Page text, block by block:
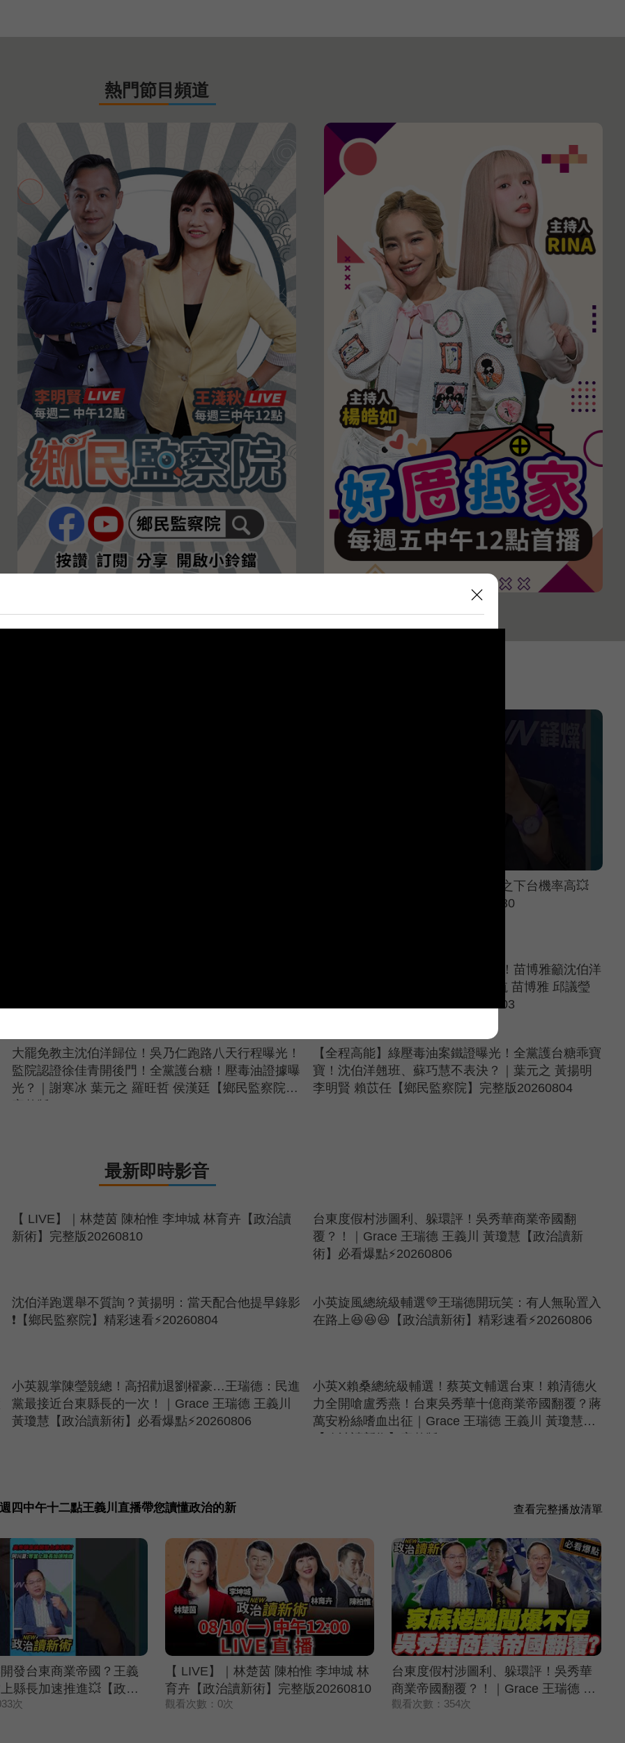
熱門節目頻道
盤點倒閣危險藍委💥王瑞德：葉元之下台機率高💥
【政治讀新術】精彩速看⚡20260730
蔣萬安上窜下跳市政越差選越好？！苗博雅籲沈伯洋
做一事反轉戰局 ！｜林楚茵 周偉航 苗博雅 邱議瑩
【政治讀新術】必看爆點⚡20260803
大罷免教主沈伯洋歸位！吳乃仁跑路八天行程曝光！
監院認證徐佳青開後門！全黨護台糖！壓毒油證據曝
光？｜謝寒冰 葉元之 羅旺哲 侯漢廷【鄉民監察院】
完整版20260805
【全程高能】綠壓毒油案鐵證曝光！全黨護台糖乖寶
寶！沈伯洋翹班、蘇巧慧不表決？｜葉元之 黃揚明
李明賢 賴苡任【鄉民監察院】完整版20260804
最新即時影音
【 LIVE】｜林楚茵 陳柏惟 李坤城 林育卉【政治讀
新術】完整版20260810
台東度假村涉圖利、躲環評！吳秀華商業帝國翻
覆？！｜Grace 王瑞德 王義川 黃瓊慧【政治讀新
術】必看爆點⚡20260806
沈伯洋跑選舉不質詢？黃揚明：當天配合他提早錄影
❗【鄉民監察院】精彩速看⚡20260804
小英旋風總統級輔選💚王瑞德開玩笑：有人無恥置入
在路上😆😆😆【政治讀新術】精彩速看⚡20260806
小英親掌陳瑩競總！高招勸退劉櫂豪…王瑞德：民進
黨最接近台東縣長的一次！｜Grace 王瑞德 王義川
黃瓊慧【政治讀新術】必看爆點⚡20260806
小英X賴桑總統級輔選！蔡英文輔選台東！賴清德火
力全開嗆盧秀燕！台東吳秀華十億商業帝國翻覆？蔣
萬安粉絲嗜血出征｜Grace 王瑞德 王義川 黃瓊慧
【政治讀新術】完整版20260806
四中午十二點王義川直播帶您讀懂政治的新 查看完整播放清單
發台東商業帝國？王義
縣長加速推進💥【政治
速看⚡20260806
次
【 LIVE】｜林楚茵 陳柏惟 李坤城 林
育卉【政治讀新術】完整版20260810
觀看次數：0次
台東度假村涉圖利、躲環評！吳秀華
商業帝國翻覆？！｜Grace 王瑞德 王
義川 黃瓊慧【政治讀新術】必看爆點
觀看次數：354次